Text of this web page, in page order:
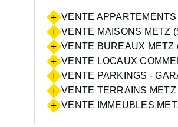
VENTE
VENTE MAISONS METZ
VENTE BUREAUX METZ
VENTE LOCAUX
VENTE PARKINGS -
VENTE TERRAINS METZ
VENTE IMMEUBLES